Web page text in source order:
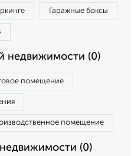
Гаражные боксы
недвижимости (0)
помещение
помещение
(0)